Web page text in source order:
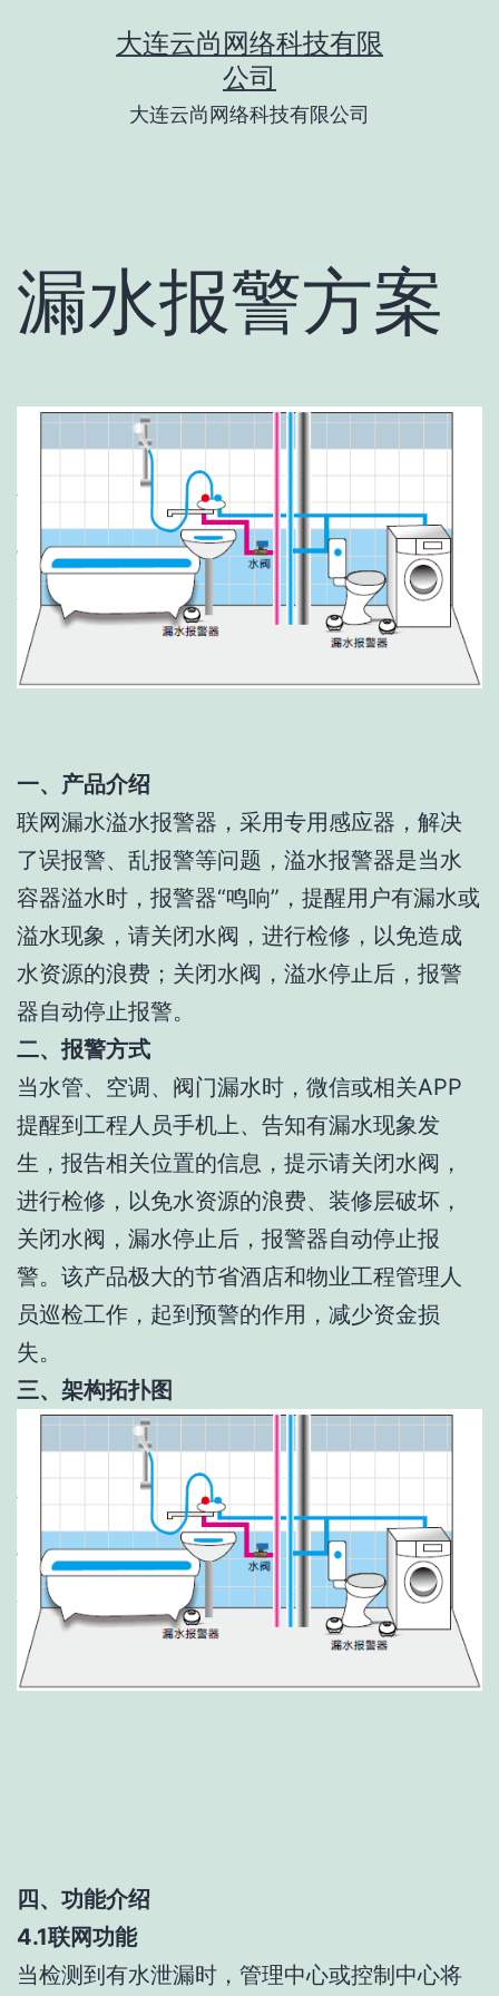
大连云尚网络科技有限
公司
大连云尚网络科技有限公司
漏水报警方案
一、产品介绍
联网漏水溢水报警器，采用专用感应器，解决
了误报警、乱报警等问题，溢水报警器是当水
容器溢水时，报警器“鸣响”，提醒用户有漏水或
溢水现象，请关闭水阀，进行检修，以免造成
水资源的浪费；关闭水阀，溢水停止后，报警
器自动停止报警。
二、报警方式
当水管、空调、阀门漏水时，微信或相关APP
提醒到工程人员手机上、告知有漏水现象发
生，报告相关位置的信息，提示请关闭水阀，
进行检修，以免水资源的浪费、装修层破坏，
关闭水阀，漏水停止后，报警器自动停止报
警。该产品极大的节省酒店和物业工程管理人
员巡检工作，起到预警的作用，减少资金损
失。
三、架构拓扑图
四、功能介绍
4.1联网功能
当检测到有水泄漏时，管理中心或控制中心将